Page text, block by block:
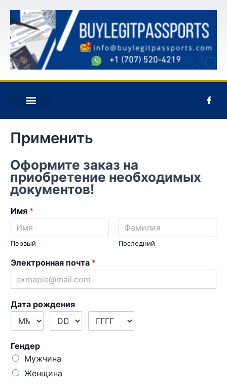
содержанию
F
a
e
Применить
Оформите заказ на
приобретение необходимых
документов!
Имя *
Первый Последний
Электронная почта *
Дата рождения
Гендер
Мужчина
Женщина